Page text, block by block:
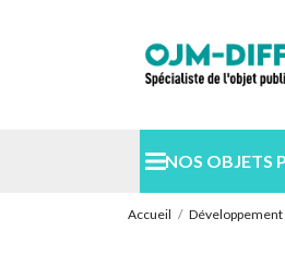
NOS OBJETS
Accueil